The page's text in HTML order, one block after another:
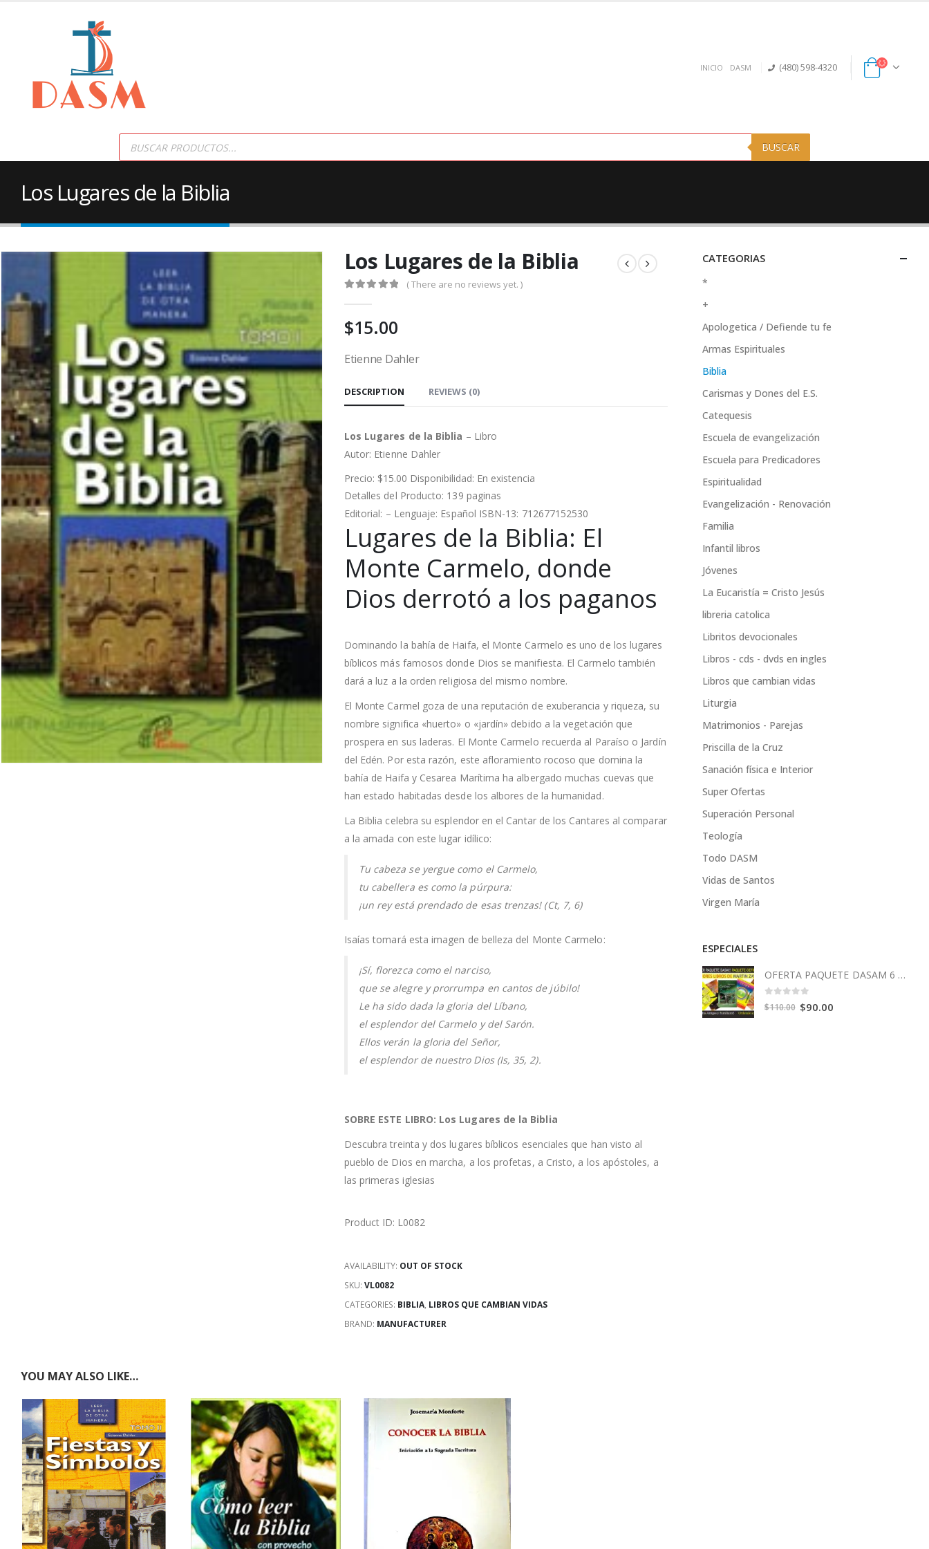
INICIO DASM (480) 598-4320
Products
search BUSCAR
Los Lugares de la Biblia
Los Lugares de la Biblia
( There are no reviews yet. )
$15.00
Etienne Dahler
DESCRIPTION REVIEWS (0)
Los Lugares de la Biblia – Libro
Autor: Etienne Dahler
Precio: $15.00 Disponibilidad: En existencia
Detalles del Producto: 139 paginas
Editorial: – Lenguaje: Español ISBN-13: 712677152530
Lugares de la Biblia: El
Monte Carmelo, donde
Dios derrotó a los paganos
Dominando la bahía de Haifa, el Monte Carmelo es uno de los lugares
bíblicos más famosos donde Dios se manifiesta. El Carmelo también
dará a luz a la orden religiosa del mismo nombre.
El Monte Carmel goza de una reputación de exuberancia y riqueza, su
nombre significa «huerto» o «jardín» debido a la vegetación que
prospera en sus laderas. El Monte Carmelo recuerda al Paraíso o Jardín
del Edén. Por esta razón, este afloramiento rocoso que domina la
bahía de Haifa y Cesarea Marítima ha albergado muchas cuevas que
han estado habitadas desde los albores de la humanidad.
La Biblia celebra su esplendor en el Cantar de los Cantares al comparar
a la amada con este lugar idílico:
Tu cabeza se yergue como el Carmelo,
tu cabellera es como la púrpura:
¡un rey está prendado de esas trenzas! (Ct, 7, 6)
Isaías tomará esta imagen de belleza del Monte Carmelo:
¡Sí, florezca como el narciso,
que se alegre y prorrumpa en cantos de júbilo!
Le ha sido dada la gloria del Líbano,
el esplendor del Carmelo y del Sarón.
Ellos verán la gloria del Señor,
el esplendor de nuestro Dios (Is, 35, 2).
SOBRE ESTE LIBRO: Los Lugares de la Biblia
Descubra treinta y dos lugares bíblicos esenciales que han visto al
pueblo de Dios en marcha, a los profetas, a Cristo, a los apóstoles, a
las primeras iglesias
Product ID: L0082
AVAILABILITY: OUT OF STOCK
SKU: VL0082
CATEGORIES: BIBLIA, LIBROS QUE CAMBIAN VIDAS
BRAND: MANUFACTURER
YOU MAY ALSO LIKE…
CATEGORIAS
*
+
Apologetica / Defiende tu fe
Armas Espirituales
Biblia
Carismas y Dones del E.S.
Catequesis
Escuela de evangelización
Escuela para Predicadores
Espiritualidad
Evangelización - Renovación
Familia
Infantil libros
Jóvenes
La Eucaristía = Cristo Jesús
libreria catolica
Libritos devocionales
Libros - cds - dvds en ingles
Libros que cambian vidas
Liturgia
Matrimonios - Parejas
Priscilla de la Cruz
Sanación física e Interior
Super Ofertas
Superación Personal
Teología
Todo DASM
Vidas de Santos
Virgen María
ESPECIALES
OFERTA PAQUETE DASAM 6 Libros
0 out of 5
$110.00 Original
$90.00Current